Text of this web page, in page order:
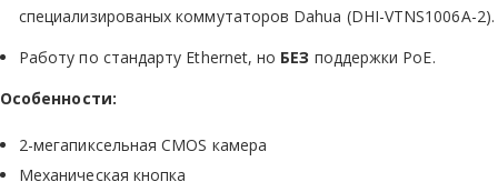
специализированых коммутаторов Dahua (DHI-VTNS1006A-2).
Работу по стандарту Ethernet, но БЕЗ поддержки PoE.
Особенности:
2-мегапиксельная CMOS камера
Механическая кнопка